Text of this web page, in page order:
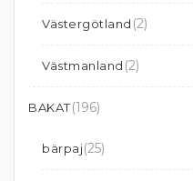
Västergötland (2)
Västmanland (2)
BAKAT(196)
bärpaj(25)